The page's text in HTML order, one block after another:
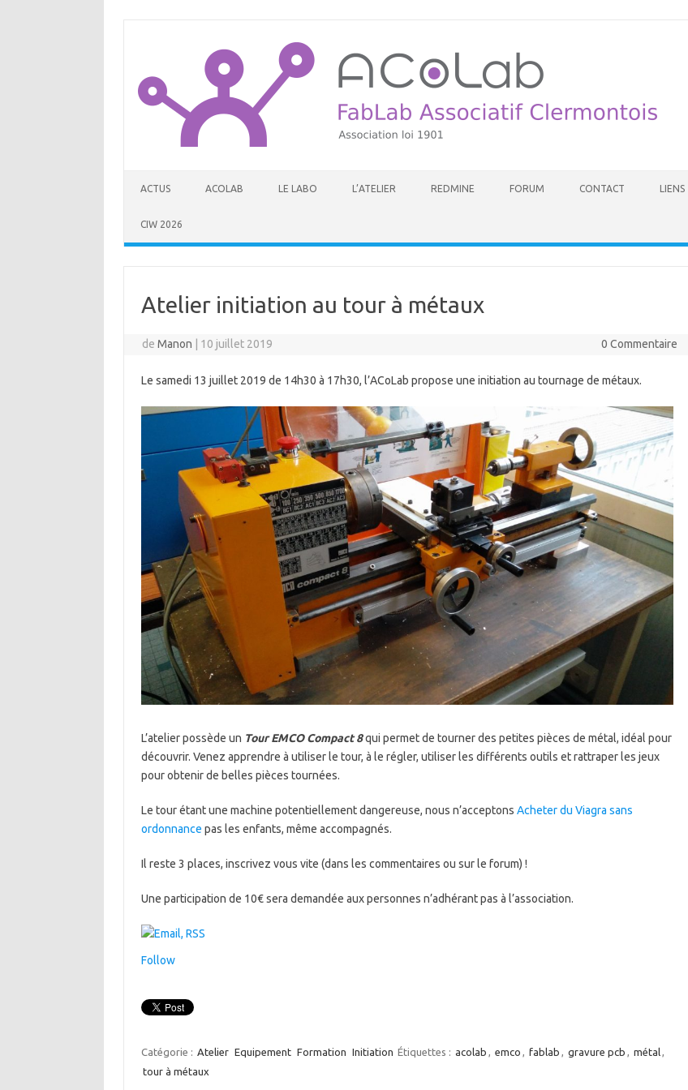
ACTUS ACOLAB LE LABO L’ATELIER REDMINE FORUM CONTACT LIENS
CIW 2026
Atelier initiation au tour à métaux
deManon 10 juillet 2019 0 Commentaire
Le samedi 13 juillet 2019 de 14h30 à 17h30, l’ACoLab propose une initiation au tournage de métaux.
L’atelier possède un Tour EMCO Compact 8qui permet de tourner des petites pièces de métal, idéal pour
découvrir. Venez apprendre à utiliser le tour, à le régler, utiliser les différents outils et rattraper les jeux
pour obtenir de belles pièces tournées.
Le tour étant une machine potentiellement dangereuse, nous n’acceptons Acheter du Viagra sans
ordonnance pas les enfants, même accompagnés.
Il reste 3 places, inscrivez vous vite (dans les commentaires ou sur le forum) !
Une participation de 10€ sera demandée aux personnes n’adhérant pas à l’association.
Follow
Catégorie : Atelier Equipement Formation Initiation Étiquettes : acolab emco fablab gravure pcb métal
tour à métaux